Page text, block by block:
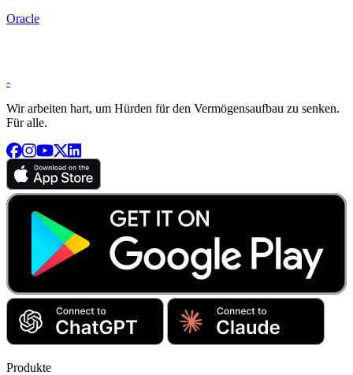
Oracle
-
Wir arbeiten hart, um Hürden für den Vermögensaufbau zu senken.
Für alle.
Produkte